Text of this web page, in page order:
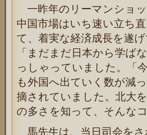
一昨年のリーマンショ
中国市場はいち速い立ち
て、着実な経済成長を遂
「まだまだ日本から学ば
っしゃっていました。「
も外国へ出ていく数が減
摘されていました。北大
の多さを知って、そんな
馬先生は、当日司会をさ